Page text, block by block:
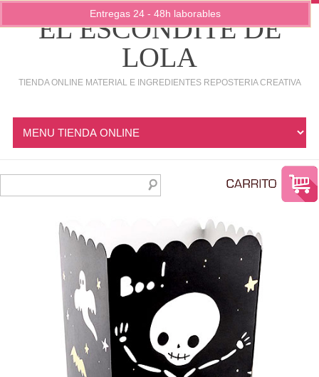
EL ESCONDITE DE
LOLA
TIENDA ONLINE MATERIAL E INGREDIENTES REPOSTERIA CREATIVA
Entregas 24 - 48h laborables